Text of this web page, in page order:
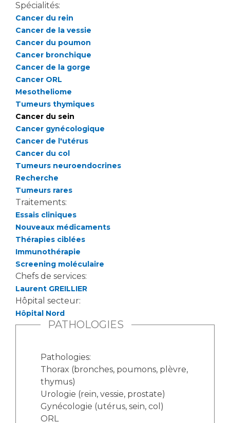
Médecine nucléaire
Maladies rares
Maternité Hôpital Nord
Vos représentants
La Commission Des Usagers (CDU)
Les Comités Locaux des Usagers
Le projet des usagers
Qualité
Nos indicateurs qualité et de sécurité des soins
Protection des données
Les recherches en santé à l’AP-HM
Lieu de santé sans tabac
Centres de référence Maladies Rares
Plateforme d'Expertise Maladies Rares
Presse / Multimédia
Communiqués de presse
Dossiers de presse
Médiathèque
Fournisseurs
Rôles et missions
Liste des marchés conclus
Documents utiles
Spécialités:
Cancer du rein
Cancer de la vessie
Cancer du poumon
Cancer bronchique
Cancer de la gorge
Cancer ORL
Mesotheliome
Tumeurs thymiques
Cancer du sein
Cancer gynécologique
Cancer de l'utérus
Cancer du col
Tumeurs neuroendocrines
Recherche
Tumeurs rares
Traitements:
Essais cliniques
Nouveaux médicaments
Thérapies ciblées
Immunothérapie
Screening moléculaire
Chefs de services:
Laurent GREILLIER
Hôpital secteur:
Hôpital Nord
PATHOLOGIES
Pathologies:
Thorax (bronches, poumons, plèvre,
thymus)
Urologie (rein, vessie, prostate)
Gynécologie (utérus, sein, col)
ORL